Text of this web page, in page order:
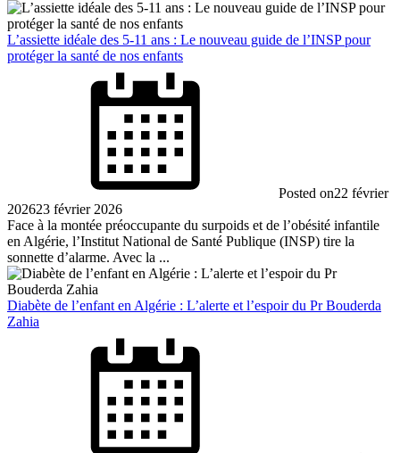
L’assiette idéale des 5-11 ans : Le nouveau guide de l’INSP pour
protéger la santé de nos enfants
Posted on22 février
202623 février 2026
​Face à la montée préoccupante du surpoids et de l’obésité infantile
en Algérie, l’Institut National de Santé Publique (INSP) tire la
sonnette d’alarme. Avec la ...
Diabète de l’enfant en Algérie : L’alerte et l’espoir du Pr Bouderda
Zahia